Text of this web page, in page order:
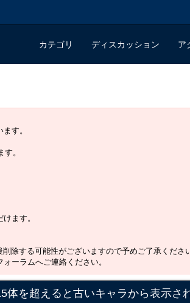
カテゴリ ディスカッション ア
す。
す。
ます。
除する可能性がございますので予めご了承ください
ーラムへご連絡ください。
を超えると古いキャラから表示さ